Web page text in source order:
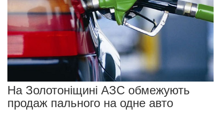
На Золотоніщині АЗС обмежують
продаж пального на одне авто